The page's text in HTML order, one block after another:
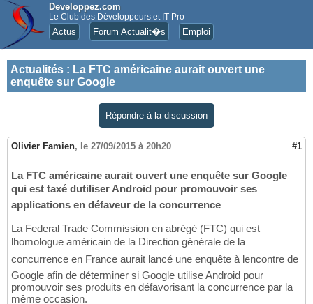
Developpez.com
Le Club des Développeurs et IT Pro
Actus Forum Actualit�s Emploi
Actualités : La FTC américaine aurait ouvert une
enquête sur Google
Répondre à la discussion
Olivier Famien, le 27/09/2015 à 20h20 #1
La FTC américaine aurait ouvert une enquête sur Google
qui est taxé dutiliser Android pour promouvoir ses
applications en défaveur de la concurrence
La Federal Trade Commission en abrégé (FTC) qui est
lhomologue américain de la Direction générale de la
concurrence en France aurait lancé une enquête à lencontre de
Google afin de déterminer si Google utilise Android pour
promouvoir ses produits en défavorisant la concurrence par la
même occasion.